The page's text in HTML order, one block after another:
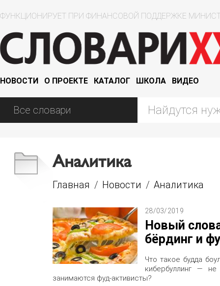
ФУНКЦИОНИРУЕТ ПРИ ФИНАНСОВОЙ ПОДДЕРЖКЕ
НОВОСТИ О ПРОЕКТЕ КАТАЛОГ ШКОЛА ВИДЕО
Аналитика
Главная / Новости / Аналитика
28/03/2019
Новый
бёрдинг и
Что такое будда
кибербуллинг —
занимаются фуд-активисты?